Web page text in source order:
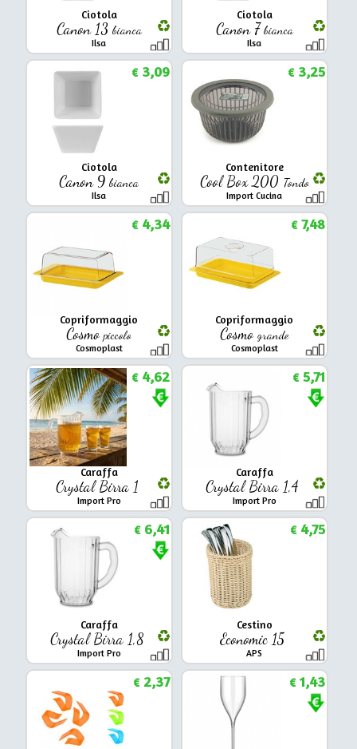
Ciotola
Canon 13 bianca
Ilsa
Ciotola
Canon 7bianca
Ilsa
Ciotola
Canon 9bianca
Ilsa
€3,09
Contenitore
Cool Box 200 Tondo
Import Cucina
€3,25
Copriformaggio
Cosmopiccolo
Cosmoplast
€4,34
Copriformaggio
Cosmogrande
Cosmoplast
€7,48
Caraffa
Crystal Birra 1
Import Pro
€4,62
Caraffa
Crystal Birra 1,4
Import Pro
€5,71
Caraffa
Crystal Birra 1,8
Import Pro
€6,41
Cestino
Economic 15
APS
€4,75
€2,37 €1,43